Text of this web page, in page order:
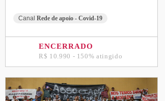
Canal Rede de apoio - Covid-19
ENCERRADO
R$ 10.990 - 150% atingido